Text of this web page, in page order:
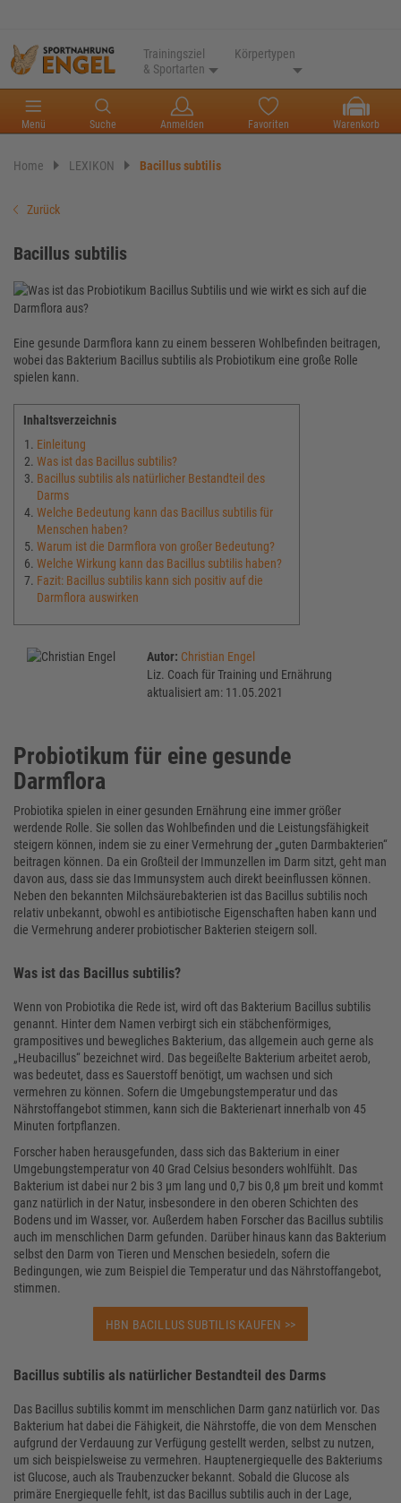
Trainingsziel
& Sportarten
Körpertypen
Menü Suche Anmelden Favoriten Warenkorb
Home LEXIKON Bacillus subtilis
Zurück
Bacillus subtilis
Eine gesunde Darmflora kann zu einem besseren Wohlbefinden beitragen,
wobei das Bakterium Bacillus subtilis als Probiotikum eine große Rolle
spielen kann.
Inhaltsverzeichnis
Einleitung
Was ist das Bacillus subtilis?
Bacillus subtilis als natürlicher Bestandteil des
Darms
Welche Bedeutung kann das Bacillus subtilis für
Menschen haben?
Warum ist die Darmflora von großer Bedeutung?
Welche Wirkung kann das Bacillus subtilis haben?
Fazit: Bacillus subtilis kann sich positiv auf die
Darmflora auswirken
Autor: Christian Engel
Liz. Coach für Training und Ernährung
aktualisiert am: 11.05.2021
Probiotikum für eine gesunde
Darmflora
Probiotika spielen in einer gesunden Ernährung eine immer größer
werdende Rolle. Sie sollen das Wohlbefinden und die Leistungsfähigkeit
steigern können, indem sie zu einer Vermehrung der „guten Darmbakterien“
beitragen können. Da ein Großteil der Immunzellen im Darm sitzt, geht man
davon aus, dass sie das Immunsystem auch direkt beeinflussen können.
Neben den bekannten Milchsäurebakterien ist das Bacillus subtilis noch
relativ unbekannt, obwohl es antibiotische Eigenschaften haben kann und
die Vermehrung anderer probiotischer Bakterien steigern soll.
Was ist das Bacillus subtilis?
Wenn von Probiotika die Rede ist, wird oft das Bakterium Bacillus subtilis
genannt. Hinter dem Namen verbirgt sich ein stäbchenförmiges,
grampositives und bewegliches Bakterium, das allgemein auch gerne als
„Heubacillus“ bezeichnet wird. Das begeißelte Bakterium arbeitet aerob,
was bedeutet, dass es Sauerstoff benötigt, um wachsen und sich
vermehren zu können. Sofern die Umgebungstemperatur und das
Nährstoffangebot stimmen, kann sich die Bakterienart innerhalb von 45
Minuten fortpflanzen.
Forscher haben herausgefunden, dass sich das Bakterium in einer
Umgebungstemperatur von 40 Grad Celsius besonders wohlfühlt. Das
Bakterium ist dabei nur 2 bis 3 µm lang und 0,7 bis 0,8 µm breit und kommt
ganz natürlich in der Natur, insbesondere in den oberen Schichten des
Bodens und im Wasser, vor. Außerdem haben Forscher das Bacillus subtilis
auch im menschlichen Darm gefunden. Darüber hinaus kann das Bakterium
selbst den Darm von Tieren und Menschen besiedeln, sofern die
Bedingungen, wie zum Beispiel die Temperatur und das Nährstoffangebot,
stimmen.
HBN BACILLUS SUBTILIS KAUFEN >>
Bacillus subtilis als natürlicher Bestandteil des Darms
Das Bacillus subtilis kommt im menschlichen Darm ganz natürlich vor. Das
Bakterium hat dabei die Fähigkeit, die Nährstoffe, die von dem Menschen
aufgrund der Verdauung zur Verfügung gestellt werden, selbst zu nutzen,
um sich beispielsweise zu vermehren. Hauptenergiequelle des Bakteriums
ist Glucose, auch als Traubenzucker bekannt. Sobald die Glucose als
primäre Energiequelle fehlt, ist das Bacillus subtilis auch in der Lage,